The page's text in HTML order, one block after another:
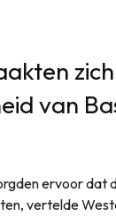
van
ervoor dat
vertelde